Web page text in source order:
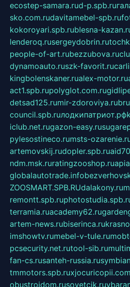
ecostep-samara.rud-p.spb.ru
sko.com.rudavitamebel-spb.ru
kokoroyari.spb.rublesna-
lenderoq.rusergeydobrin.ru
people-of-art.rubezzubova.ru
dynamoauto.ruszk-favorit.ru
kingbolenskaner.rualex-motor.ru
act1.spb.rupolyglot.com.ru
detsad125.rumir-zdoroviya.ru
council.spb.ruлодкипатриот.рф
iclub.net.rugazon-easy.ru
pylesostineco.rumsts-
artemovskij.rudopler.spb.ru
ndm.msk.ruratingzooshop.ru
globalautotrade.info
ZOOSMART.SPB.RUdalakony.ru
remontt.spb.ru
terramia.ruacademy62.ru
artem-news.rubiserinca.ru
imshowtv.rumebel-v-tule.ru
pcsecurity.net.rutool-sib.ru
fan-cs.rusanteh-russia.ru
tmmotors.spb.ruxjocuricopii.com
obustrojdom.rusovetcik.ru